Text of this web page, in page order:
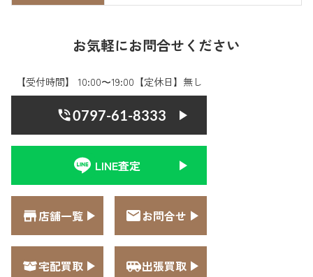
お気軽にお問合せください
【受付時間】 10:00〜19:00【定休日】無し
0797-61-8333
LINE査定
店舗一覧 お問合せ
宅配買取 出張買取